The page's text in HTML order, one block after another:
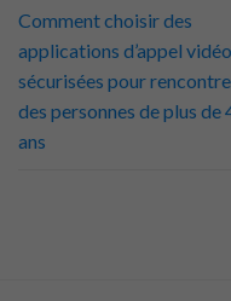
Comment choisir des
applications d’appel vidéo
sécurisées pour
des personnes de plus de
ans